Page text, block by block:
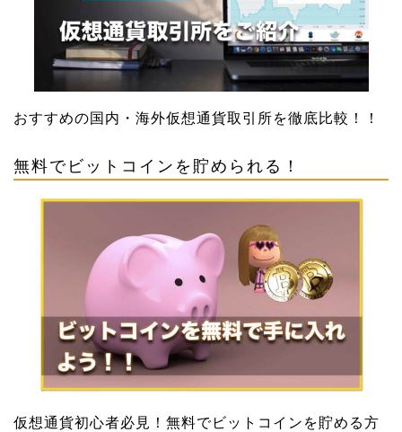
おすすめの国内・海外仮想通貨取引所を徹底比較！！
無料でビットコインを貯められる！
仮想通貨初心者必見！無料でビットコインを貯める方